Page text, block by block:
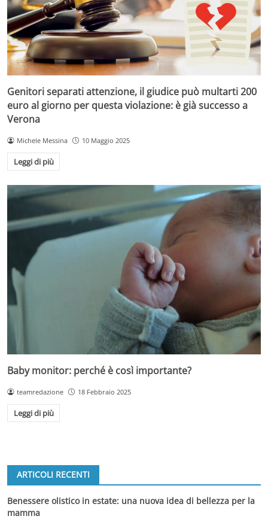
Genitori separati attenzione, il giudice può multarti 200
euro al giorno per questa violazione: è già successo a
Verona
Michele Messina 10 Maggio 2025
Leggi di più
Baby monitor: perché è così importante?
teamredazione 18 Febbraio 2025
Leggi di più
ARTICOLI RECENTI
Benessere olistico in estate: una nuova idea di bellezza per la
mamma